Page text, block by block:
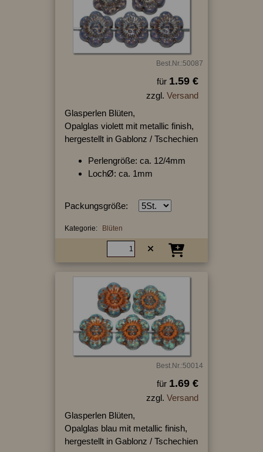
Best.Nr.:50087
für 1.59 €
zzgl. Versand
Glasperlen Blüten,
Opalglas violett mit metallic finish,
hergestellt in Gablonz / Tschechien
Perlengröße: ca. 12/4mm
LochØ: ca. 1mm
Packungsgröße:
Kategorie: Blüten
Best.Nr.:50014
für 1.69 €
zzgl. Versand
Glasperlen Blüten,
Opalglas blau mit metallic finish,
hergestellt in Gablonz / Tschechien